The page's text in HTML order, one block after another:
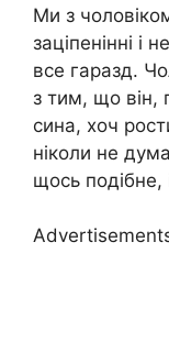
Ми з
заціпенінні і
все гаразд.
з тим, що він,
сина, хоч
ніколи не
щось подібне,